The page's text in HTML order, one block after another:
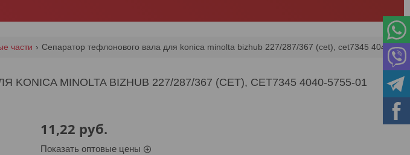
части Сепаратор тефлонового вала для konica minolta bizhub 227/287/367 (cet), cet7345 4040-5755-01
MINOLTA BIZHUB 227/287/367 (CET), CET7345 4040-5755-01
11,22 руб.
Показать оптовые цены